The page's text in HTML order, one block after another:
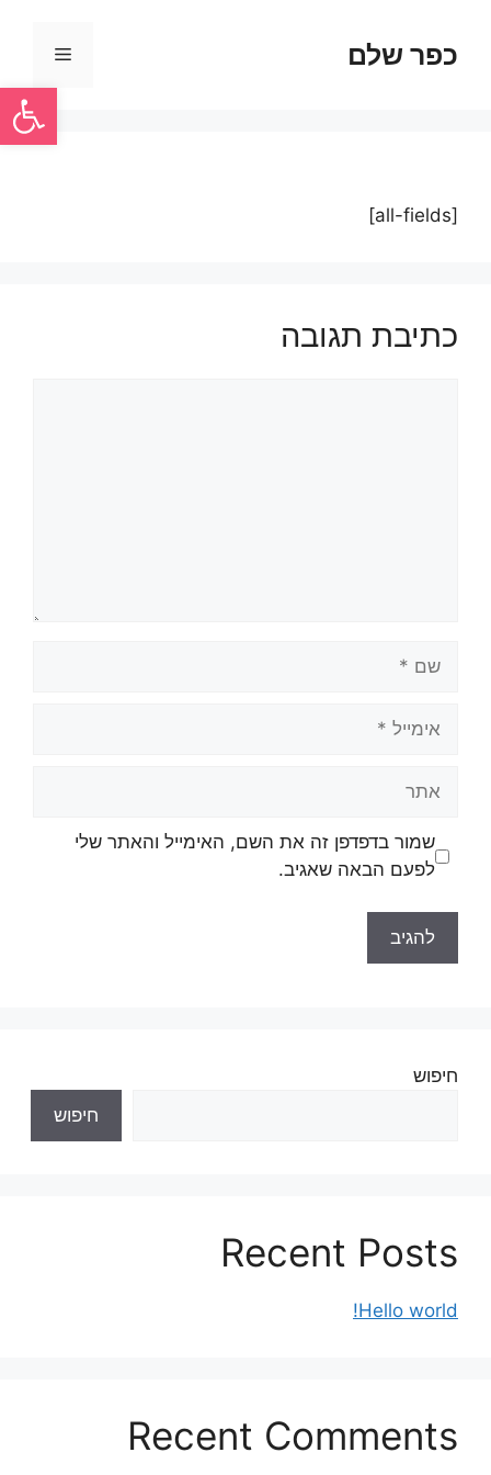
פתח
כפר שלם
[all-fields]
כתיבת תגובה
שמור בדפדפן זה את השם, האימייל והאתר שלי
לפעם הבאה שאגיב.
חיפוש
חיפוש
Recent Posts
Hello world!
Recent Comments